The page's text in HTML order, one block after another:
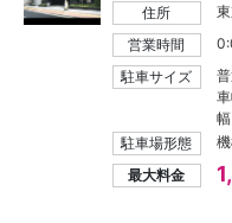
住所
営業時間
駐車サイズ
駐車場形態
最大料金